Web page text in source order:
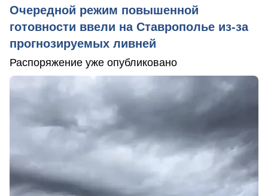
Очередной режим повышенной
готовности ввели на Ставрополье из-за
прогнозируемых ливней
Распоряжение уже опубликовано